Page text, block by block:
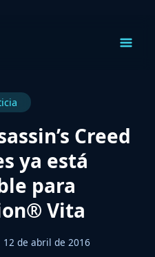
Creed
ya está
para
Vita
12 de abril de 2016